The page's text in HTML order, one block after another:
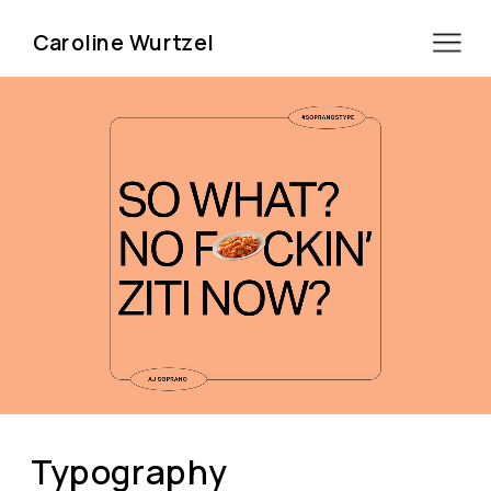
Typography
Caroline Wurtzel